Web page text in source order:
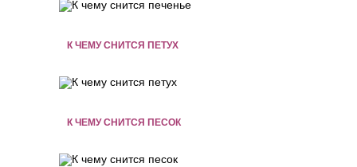
К ЧЕМУ СНИТСЯ ПЕТУХ
К ЧЕМУ СНИТСЯ ПЕСОК